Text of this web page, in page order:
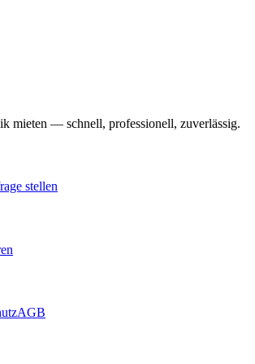
mieten — schnell, professionell, zuverlässig.
stellen
AGB